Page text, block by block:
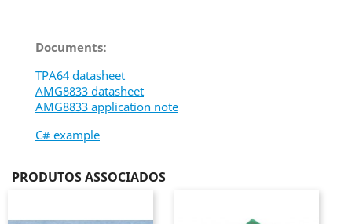
Documents:
TPA64 datasheet
AMG8833 datasheet
AMG8833 application note
C# example
PRODUTOS ASSOCIADOS